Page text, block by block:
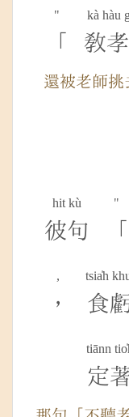
" kà hàu
教
還被老師挑
hit kù
彼句
"
,
，
tsia̍h
食
tiānn
定